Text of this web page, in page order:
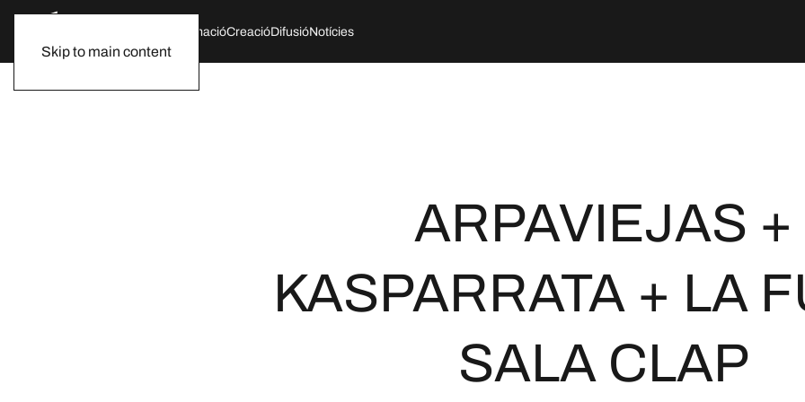
Skip to main content
FormacióCreacióDifusióNotícies
ARPAVIEJAS +
KASPARRATA + LA
SALA CLAP